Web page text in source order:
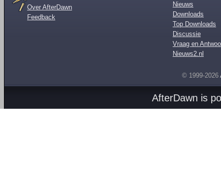
Over AfterDawn
Feedback
Nieuws
Downloads
Top Downloads
Discussie
Vraag en
Nieuws2.nl
© 1999-2026
AfterDawn is